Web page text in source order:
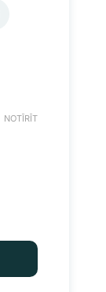
NOTĪRĪT